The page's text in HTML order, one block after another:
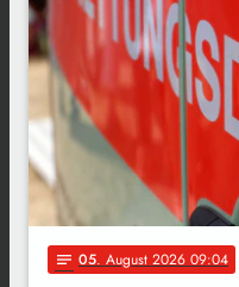
notes 05. August 2026 09:04